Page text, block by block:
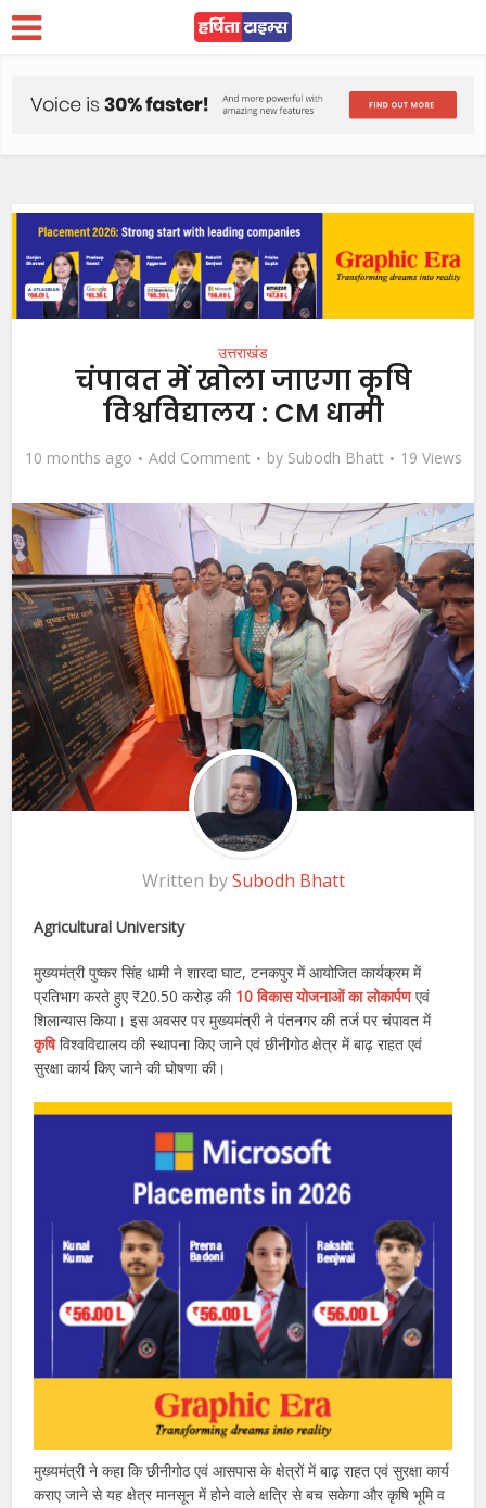
उत्तराखंड
चंपावत में खोला जाएगा कृषि
विश्वविद्यालय : CM धामी
10 months ago Add Comment by Subodh Bhatt 19 Views
Written bySubodh Bhatt
Agricultural University
मुख्यमंत्री पुष्कर सिंह धामी ने शारदा घाट, टनकपुर में आयोजित कार्यक्रम में
प्रतिभाग करते हुए ₹20.50 करोड़ की 10 विकास योजनाओं का लोकार्पणएवं
शिलान्यास किया। इस अवसर पर मुख्यमंत्री ने पंतनगर की तर्ज पर चंपावत में
कृषिविश्वविद्यालय की स्थापना किए जाने एवं छीनीगोठ क्षेत्र में बाढ़ राहत एवं
सुरक्षा कार्य किए जाने की घोषणा की।
मुख्यमंत्री ने कहा कि छीनीगोठ एवं आसपास के क्षेत्रों में बाढ़ राहत एवं सुरक्षा कार्य
कराए जाने से यह क्षेत्र मानसून में होने वाले क्षत्रि से बच सकेगा और कृषि भूमि व